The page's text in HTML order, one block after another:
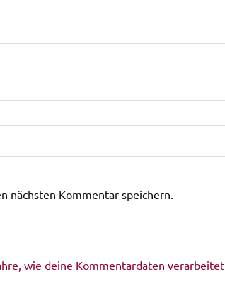
nächsten Kommentar speichern.
wie deine Kommentardaten verarbeitet